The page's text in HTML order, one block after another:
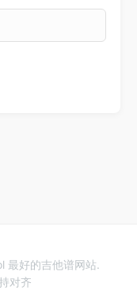
最好的吉他谱网站.
对齐